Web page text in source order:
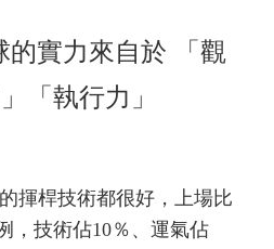
的實力來自於 「觀
「執行力」
揮桿技術都很好，上場比
，技術佔10％、運氣佔